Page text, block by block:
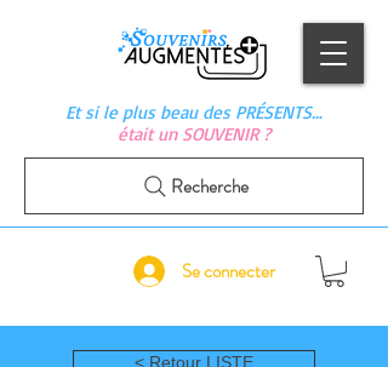
Et si le plus beau des PRÉSENTS…
était un SOUVENIR ?
Se connecter
Recherche
< Retour LISTE